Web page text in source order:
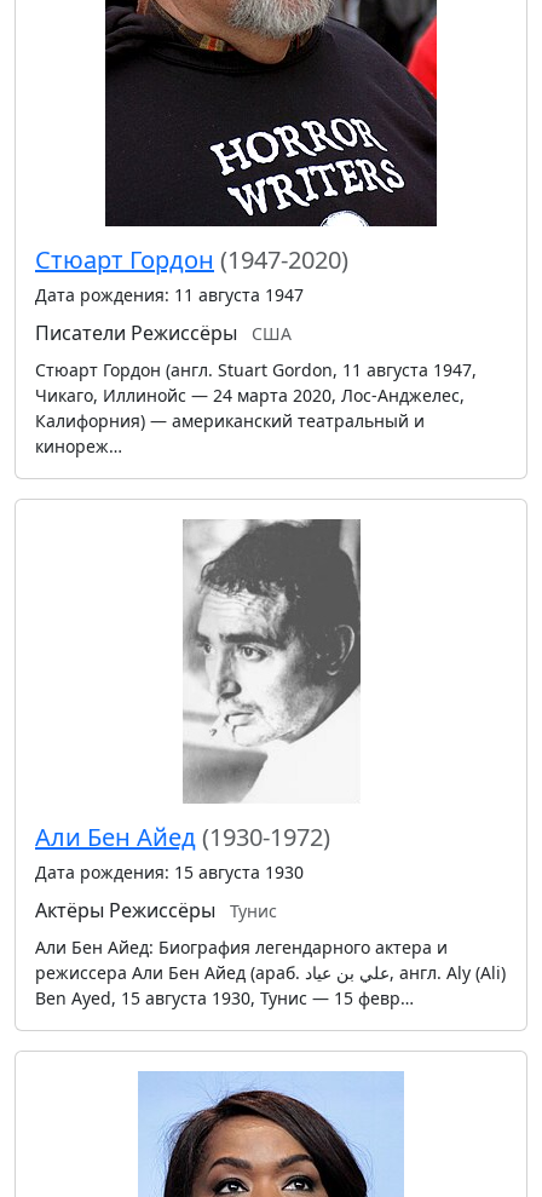
Стюарт Гордон (1947-2020)
Дата рождения: 11 августа 1947
Писатели Режиссёры
США
Стюарт Гордон (англ. Stuart Gordon, 11 августа 1947,
Чикаго, Иллинойс — 24 марта 2020, Лос-Анджелес,
Калифорния) — американский театральный и
кинореж…
Али Бен Айед(1930-1972)
Дата рождения: 15 августа 1930
Актёры Режиссёры
Тунис
Али Бен Айед: Биография легендарного актера и
режиссера Али Бен Айед (араб. علي بن عياد‎, англ. Aly (Ali)
Ben Ayed, 15 августа 1930, Тунис — 15 февр…